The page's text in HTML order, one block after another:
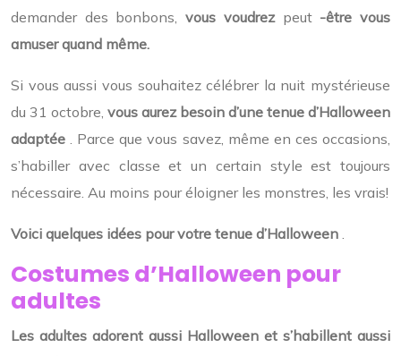
demander des bonbons,vous voudrez peut -être vous
amuser quand même.
Si vous aussi vous souhaitez célébrer la nuit mystérieuse
du 31 octobre, vous aurez besoin d’une tenue d’Halloween
adaptée. Parce que vous savez, même en ces occasions,
s’habiller avec classe et un certain style est toujours
nécessaire. Au moins pour éloigner les monstres, les vrais!
Voici quelques idées pour votre tenue d’Halloween .
Costumes d’Halloween pour
adultes
Les adultes adorent aussi Halloween et s’habillent aussi